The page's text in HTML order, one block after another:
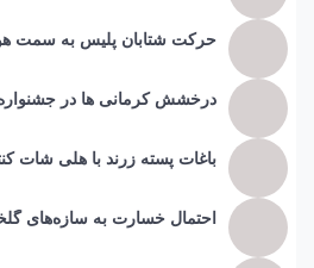
حرکت شتابان پلیس به سمت
درخشش کرمانی ها در جشنواره
باغات پسته زرند با هلی شات
احتمال خسارت به ساز‌ه‌های